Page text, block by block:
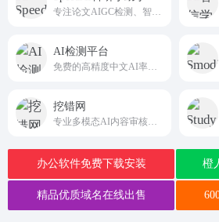
AI检测平台
挖错网
办公软件免费下载安装 橙
精品优质域名在线出售